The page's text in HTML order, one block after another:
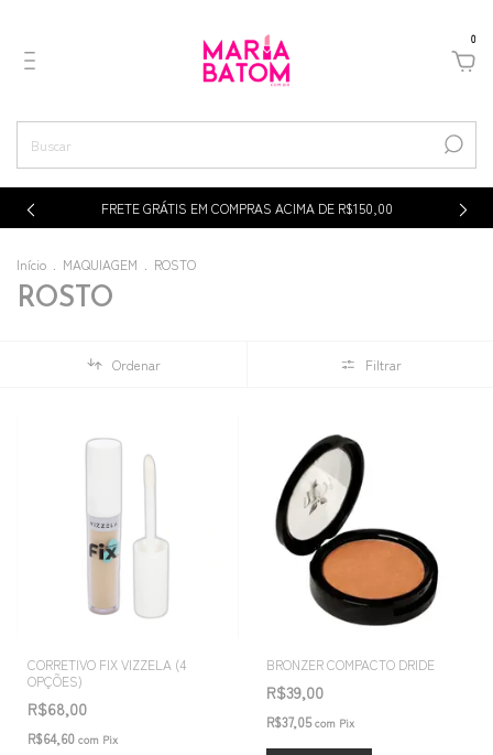
0
FRETE GRÁTIS EM COMPRAS ACIMA DE R$150,00
Início MAQUIAGEM ROSTO
ROSTO
Ordenar Filtrar
CORRETIVO FIX VIZZELA (4
OPÇÕES)
R$68,00
R$64,60 com Pix
BRONZER COMPACTO DRIDE
R$39,00
R$37,05com Pix